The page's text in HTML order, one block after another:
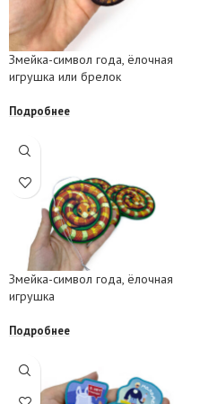
Змейка-символ года, ёлочная
игрушка или брелок
Подробнее
Змейка-символ года, ёлочная
игрушка
Подробнее